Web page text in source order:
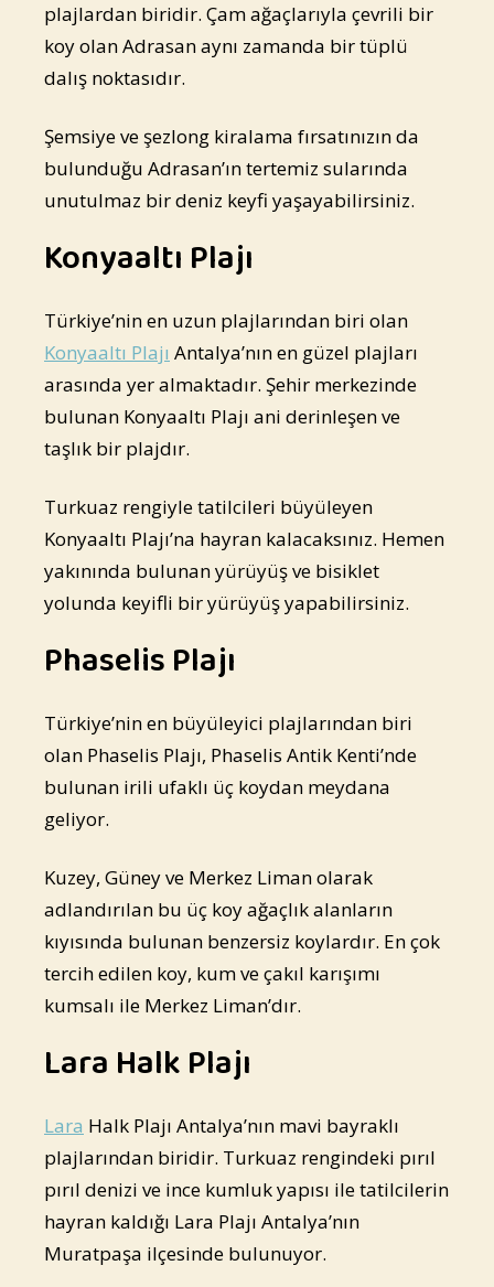
plajlardan biridir. Çam ağaçlarıyla çevrili bir
koy olan Adrasan aynı zamanda bir tüplü
dalış noktasıdır.
Şemsiye ve şezlong kiralama fırsatınızın da
bulunduğu Adrasan’ın tertemiz sularında
unutulmaz bir deniz keyfi yaşayabilirsiniz.
Konyaaltı Plajı
Türkiye’nin en uzun plajlarından biri olan
Konyaaltı Plajı Antalya’nın en güzel plajları
arasında yer almaktadır. Şehir merkezinde
bulunan Konyaaltı Plajı ani derinleşen ve
taşlık bir plajdır.
Turkuaz rengiyle tatilcileri büyüleyen
Konyaaltı Plajı’na hayran kalacaksınız. Hemen
yakınında bulunan yürüyüş ve bisiklet
yolunda keyifli bir yürüyüş yapabilirsiniz.
Phaselis Plajı
Türkiye’nin en büyüleyici plajlarından biri
olan Phaselis Plajı, Phaselis Antik Kenti’nde
bulunan irili ufaklı üç koydan meydana
geliyor.
Kuzey, Güney ve Merkez Liman olarak
adlandırılan bu üç koy ağaçlık alanların
kıyısında bulunan benzersiz koylardır. En çok
tercih edilen koy, kum ve çakıl karışımı
kumsalı ile Merkez Liman’dır.
Lara Halk Plajı
Lara Halk Plajı Antalya’nın mavi bayraklı
plajlarından biridir. Turkuaz rengindeki pırıl
pırıl denizi ve ince kumluk yapısı ile tatilcilerin
hayran kaldığı Lara Plajı Antalya’nın
Muratpaşa ilçesinde bulunuyor.